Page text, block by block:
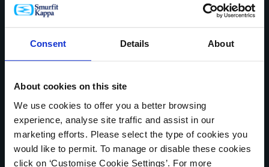
Consent Details About
About cookies on this site
We use cookies to offer you a better browsing
experience, analyse site traffic and assist in our
marketing efforts. Please select the type of cookies you
would like to permit. To manage or disable these cookies
click on ‘Customise Cookie Settings’. For more
MEDDELANDE*
Ladda upp filer